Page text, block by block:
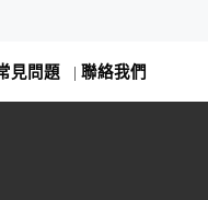
見問題 |聯絡我們